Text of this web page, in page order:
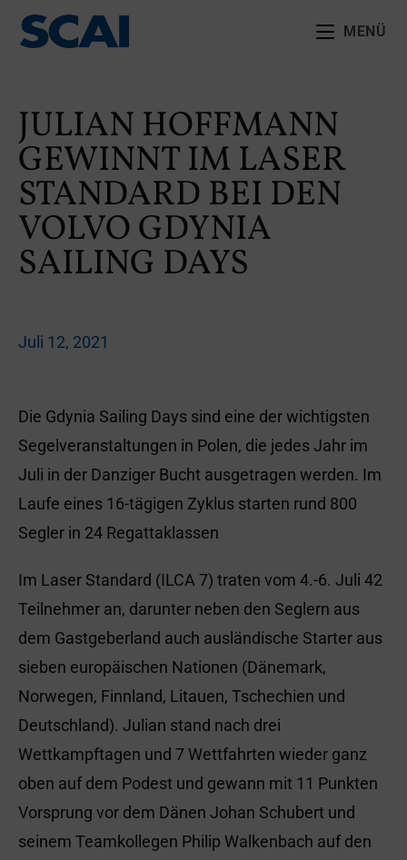
MENÜ
JULIAN HOFFMANN
GEWINNT IM LASER
STANDARD BEI DEN
VOLVO GDYNIA
SAILING DAYS
Juli 12, 2021
Die Gdynia Sailing Days sind eine der wichtigsten
Segelveranstaltungen in Polen, die jedes Jahr im
Juli in der Danziger Bucht ausgetragen werden. Im
Laufe eines 16-tägigen Zyklus starten rund 800
Segler in 24 Regattaklassen
Im Laser Standard (ILCA 7) traten vom 4.-6. Juli 42
Teilnehmer an, darunter neben den Seglern aus
dem Gastgeberland auch ausländische Starter aus
sieben europäischen Nationen (Dänemark,
Norwegen, Finnland, Litauen, Tschechien und
Deutschland). Julian stand nach drei
Wettkampftagen und 7 Wettfahrten wieder ganz
oben auf dem Podest und gewann mit 11 Punkten
Vorsprung vor dem Dänen Johan Schubert und
seinem Teamkollegen Philip Walkenbach auf den